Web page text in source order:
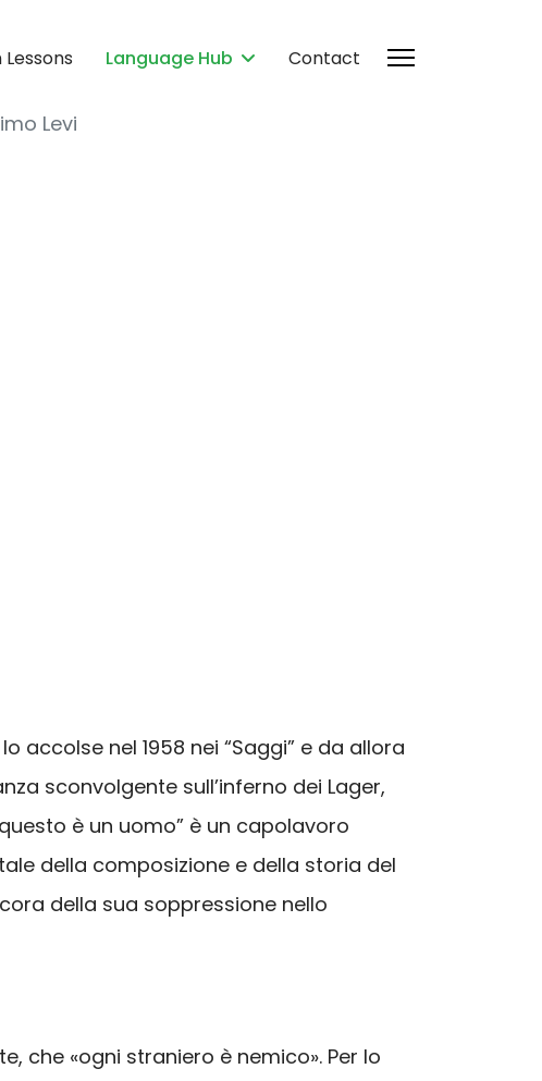
Language Hub Contact
Levi
accolse nel 1958 nei “Saggi” e da allora
sconvolgente sull’inferno dei Lager,
è un uomo” è un capolavoro
della composizione e della storia del
della sua soppressione nello
che «ogni straniero è nemico». Per lo